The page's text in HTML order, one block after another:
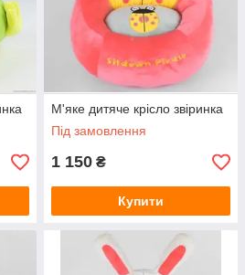
М'яке дитяче крісло звіринка
Під замовлення
1 150 ₴
Купити